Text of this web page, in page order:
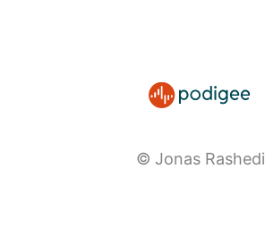
© Jonas Rashedi